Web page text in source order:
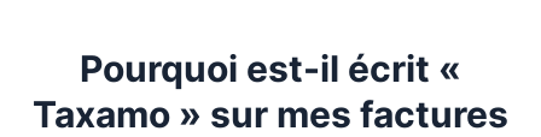
Pourquoi est-il écrit «
Taxamo » sur mes factures